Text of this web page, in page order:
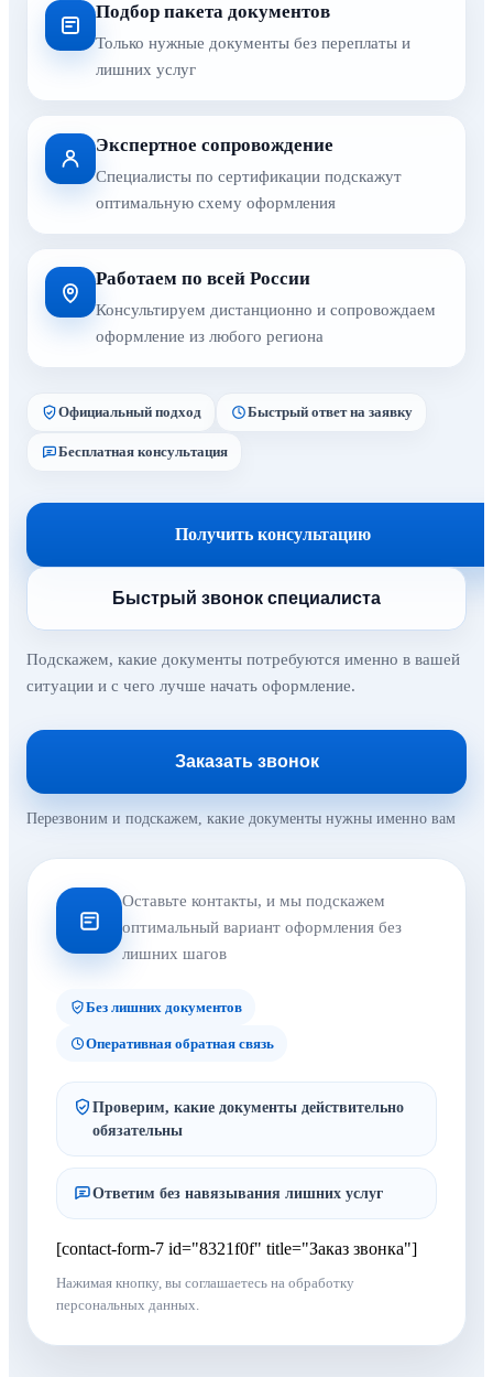
Подбор пакета документов
Только нужные документы без переплаты и
лишних услуг
Экспертное сопровождение
Специалисты по сертификации подскажут
оптимальную схему оформления
Работаем по всей России
Консультируем дистанционно и сопровождаем
оформление из любого региона
Официальный подход Быстрый ответ на заявку
Бесплатная консультация
Получить консультацию
Быстрый звонок специалиста
Подскажем, какие документы потребуются именно в вашей
ситуации и с чего лучше начать оформление.
Заказать звонок
Перезвоним и подскажем, какие документы нужны именно вам
Оставьте контакты, и мы подскажем
оптимальный вариант оформления без
лишних шагов
Без лишних документов
Оперативная обратная связь
Проверим, какие документы действительно
обязательны
Ответим без навязывания лишних услуг
[contact-form-7 id="8321f0f" title="Заказ звонка"]
Нажимая кнопку, вы соглашаетесь на обработку
персональных данных.